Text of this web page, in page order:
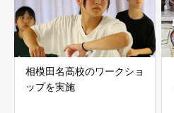
相模田名高校のワークショ
ップを実施